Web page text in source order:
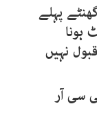
پہلے
ہونا
نہیں
سی آر